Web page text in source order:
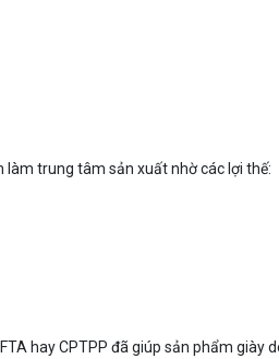
làm trung tâm sản xuất nhờ các lợi thế:
hay CPTPP đã giúp sản phẩm giày